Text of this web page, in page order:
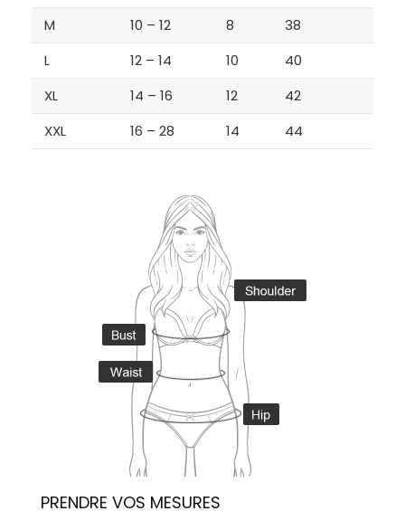
M
10 – 12 8
38
L
12 – 14 10
40
XL
14 – 16 12
42
XXL
16 – 28 14 44
PRENDRE VOS MESURES